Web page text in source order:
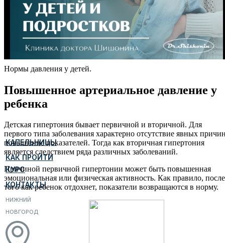
КАПЕЛЬНИЦЫ
КАК ПРОЙТИ
КУРС
КОНТАКТЫ
НИЖНИЙ
НОВГОРОД
Нормы давления у детей.
Повышенное артериальное давление у
ребенка
Детская гипертония бывает первичной и вторичной. Для
первого типа заболевания характерно отсутствие явных
повышение показателей. Тогда как вторичная гипертония
является следствием ряда различных заболеваний.
Причиной первичной гипертонии может быть повышенная
эмоциональная или физическая активность. Как правило, после
того как ребенок отдохнет, показатели возвращаются в норму.